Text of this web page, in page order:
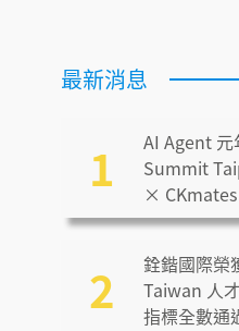
最新消息
1
AI Agent 元
Summit
×
2
銓鍇國際榮
Taiwan 人
指標全數通